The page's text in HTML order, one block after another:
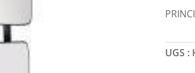
UGS :